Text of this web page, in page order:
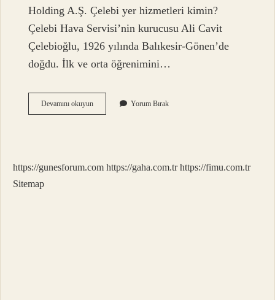
Holding A.Ş. Çelebi yer hizmetleri kimin?
Çelebi Hava Servisi’nin kurucusu Ali Cavit
Çelebioğlu, 1926 yılında Balıkesir-Gönen’de
doğdu. İlk ve orta öğrenimini…
Devamını okuyunÇelebi
Hangi
Yorum Bırak
https://gunesforum.com https://gaha.com.tr https://fimu.com.tr
Sitemap